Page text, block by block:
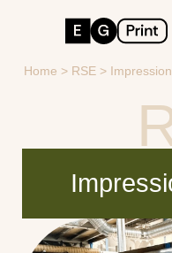
Home > RSE >